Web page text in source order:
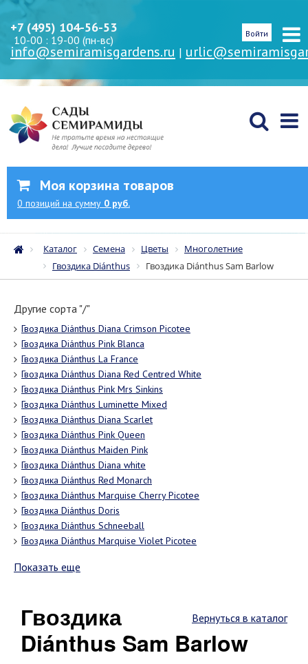
+7 (495) 104-56-53
10-00 : 19-00 (пн-вс)
info@semiramisgardens.ru |
Войти
Моя корзина товаров
0 позиций на сумму 0 руб.
Каталог Семена Цветы
Многолетние
Гвоздика Diánthus
Гвоздика Diánthus Sam Barlow
Другие сорта "/"
Гвоздика Diánthus Diana Crimson Picotee
Гвоздика Diánthus Pink Blanca
Гвоздика Diánthus La France
Гвоздика Diánthus Diana Red Centred White
Гвоздика Diánthus Pink Mrs Sinkins
Гвоздика Diánthus Luminette Mixed
Гвоздика Diánthus Diana Scarlet
Гвоздика Diánthus Pink Queen
Гвоздика Diánthus Maiden Pink
Гвоздика Diánthus Diana white
Гвоздика Diánthus Red Monarch
Гвоздика Diánthus Marquise Cherry Picotee
Гвоздика Diánthus Doris
Гвоздика Diánthus Schneeball
Гвоздика Diánthus Marquise Violet Picotee
Показать еще
Вернуться в каталог
Гвоздика
Diánthus Sam Barlow